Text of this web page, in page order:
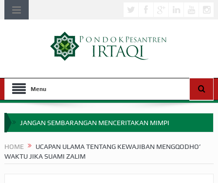
Menu
JANGAN SEMBARANGAN MENCERITAKAN MIMPI
MIMPI YANG DIABAIKAN MENJELANG PERANG BADAR
HOME
UCAPAN ULAMA TENTANG KEWAJIBAN MENGQODHO’
WAKTU JIKA SUAMI ZALIM